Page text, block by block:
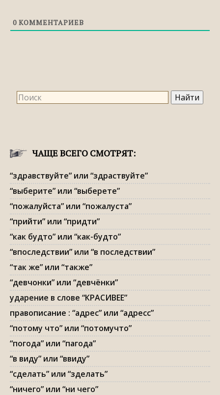
0 КОММЕНТАРИЕВ
ЧАЩЕ ВСЕГО СМОТРЯТ:
“здравствуйте” или “здраствуйте”
“выберите” или “выберете”
“пожалуйста” или “пожалуста”
“прийти” или “придти”
“как будто” или “как-будто”
“впоследствии” или “в последствии”
“так же” или “также”
“девчонки” или “девчёнки”
ударение в слове “КРАСИВЕЕ”
правописание : “адрес” или “адресс”
“потому что” или “потомучто”
“погода” или “пагода”
“в виду” или “ввиду”
“сделать” или “зделать”
“ничего” или “ни чего”